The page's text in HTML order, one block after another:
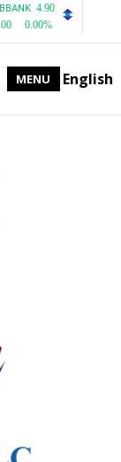
MENU English